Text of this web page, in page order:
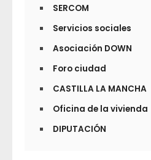
SERCOM
Servicios sociales
Asociación DOWN
Foro ciudad
CASTILLA LA MANCHA
Oficina de la vivienda
DIPUTACIÓN